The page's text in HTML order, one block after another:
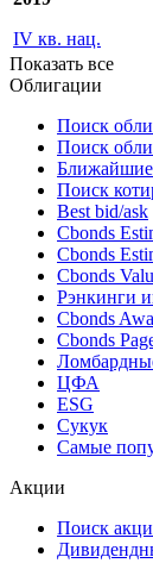
IV кв. нац.
2019
IV кв. нац.
Показать все
Облигации
Поиск
Поиск
Ближайшие
Поиск
Best bid/ask
Cbonds
Cbonds
Cbonds
Рэнкинги
Cbonds
Cbonds Pages
ESG
Самые